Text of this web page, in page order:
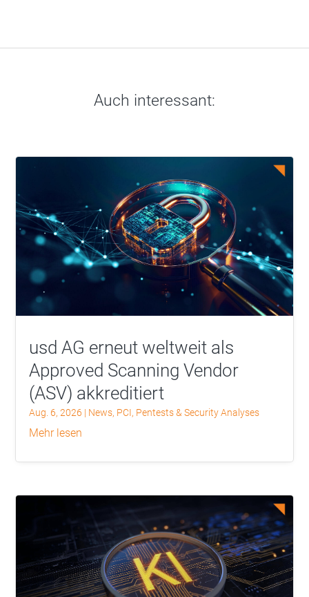
Auch interessant:
usd AG erneut weltweit als
Approved Scanning Vendor
(ASV) akkreditiert
Aug. 6, 2026 | News, PCI, Pentests & Security Analyses
mehr lesen